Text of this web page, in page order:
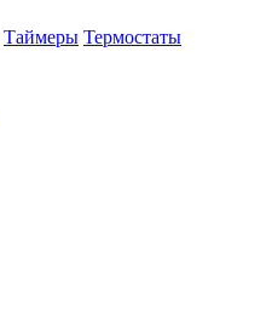
Таймеры Термостаты